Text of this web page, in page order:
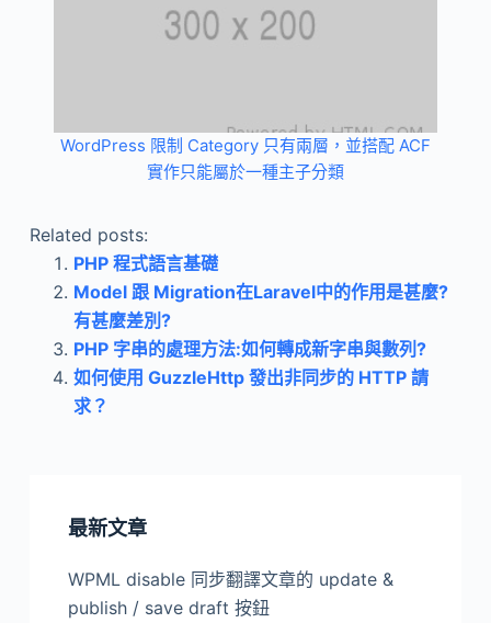
WordPress 限制 Category 只有兩層，並搭配 ACF
實作只能屬於一種主子分類
Related posts:
PHP 程式語言基礎
Model 跟 Migration在Laravel中的作用是甚麼?
有甚麼差別?
PHP 字串的處理方法:如何轉成新字串與數列?
如何使用 GuzzleHttp 發出非同步的 HTTP 請
求？
最新文章
WPML disable 同步翻譯文章的 update &
publish / save draft 按鈕